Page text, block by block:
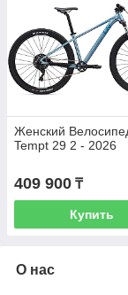
Женский
Tempt 29 2 - 2026
409 900 ₸
Купить
О нас